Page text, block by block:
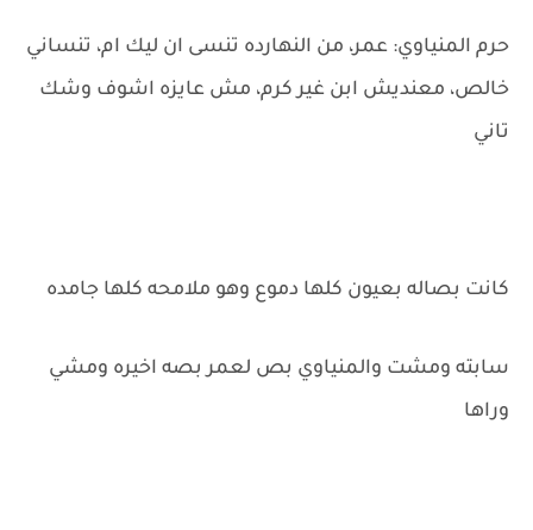
حرم المنياوي: عمر، من النهارده تنسى ان ليك ام، تنساني
خالص، معنديش ابن غير كرم، مش عايزه اشوف وشك
تاني
كانت بصاله بعيون كلها دموع وهو ملامحه كلها جامده
سابته ومشت والمنياوي بص لعمر بصه اخيره ومشي
وراها